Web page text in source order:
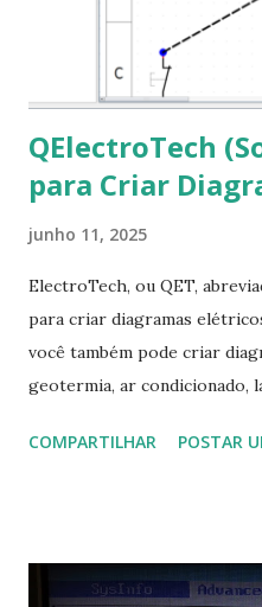
ocorra algum erro ou
apt-get install --reinstall
QElectroTech
para Criar
junho 11, 2025
ElectroTech, ou QET,
para criar diagramas
você também pode criar
geotermia, ar condicionado,
Na última versão 0.100, a
COMPARTILHAR POSTAR